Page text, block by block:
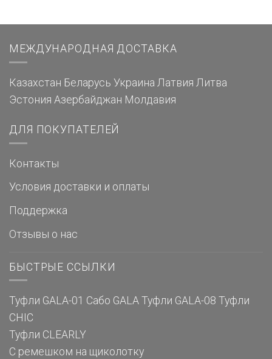
МЕЖДУНАРОДНАЯ ДОСТАВКА
Казахстан Беларусь Украина Латвия Литва
Эстония Азербайджан Молдавия
ДЛЯ ПОКУПАТЕЛЕЙ
Контакты
Условия доставки и оплаты
Поддержка
Отзывы о нас
БЫСТРЫЕ ССЫЛКИ
Туфли GALA-01 Сабо GALA Туфли GALA-08 Туфли
CHIC
Туфли CLEARLY
С ремешком на щиколотку